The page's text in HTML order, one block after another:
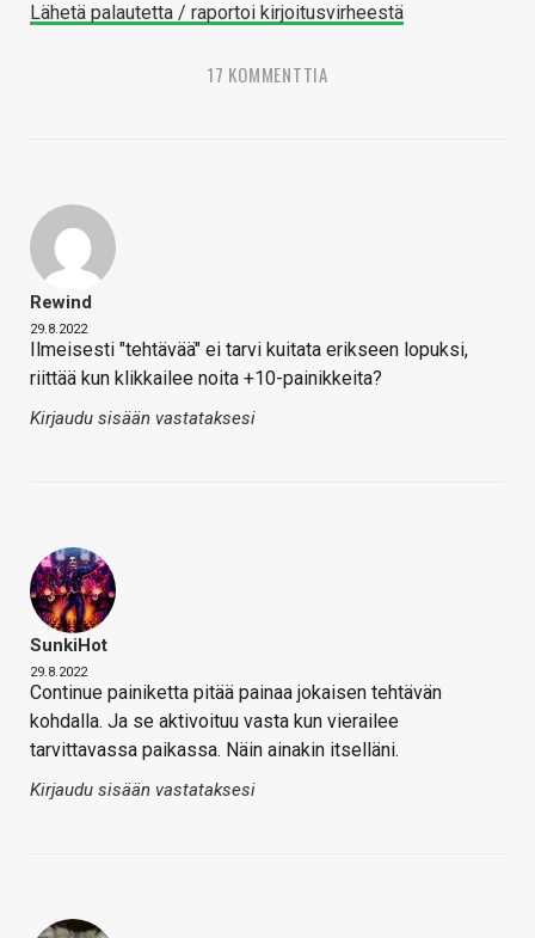
Lähetä palautetta / raportoi kirjoitusvirheestä
17 KOMMENTTIA
Rewind
29.8.2022
Ilmeisesti "tehtävää" ei tarvi kuitata erikseen lopuksi,
riittää kun klikkailee noita +10-painikkeita?
Kirjaudu sisään vastataksesi
SunkiHot
29.8.2022
Continue painiketta pitää painaa jokaisen tehtävän
kohdalla. Ja se aktivoituu vasta kun vierailee
tarvittavassa paikassa. Näin ainakin itselläni.
Kirjaudu sisään vastataksesi